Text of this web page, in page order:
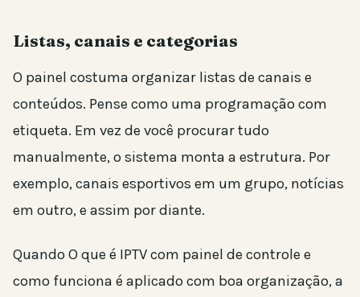
Listas, canais e categorias
O painel costuma organizar listas de canais e
conteúdos. Pense como uma programação com
etiqueta. Em vez de você procurar tudo
manualmente, o sistema monta a estrutura. Por
exemplo, canais esportivos em um grupo, notícias
em outro, e assim por diante.
Quando O que é IPTV com painel de controle e
como funciona é aplicado com boa organização, a